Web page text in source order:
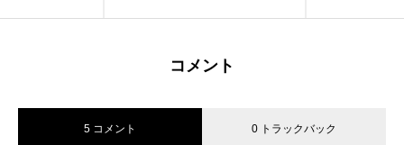
コメント
5 コメント 0 トラックバック